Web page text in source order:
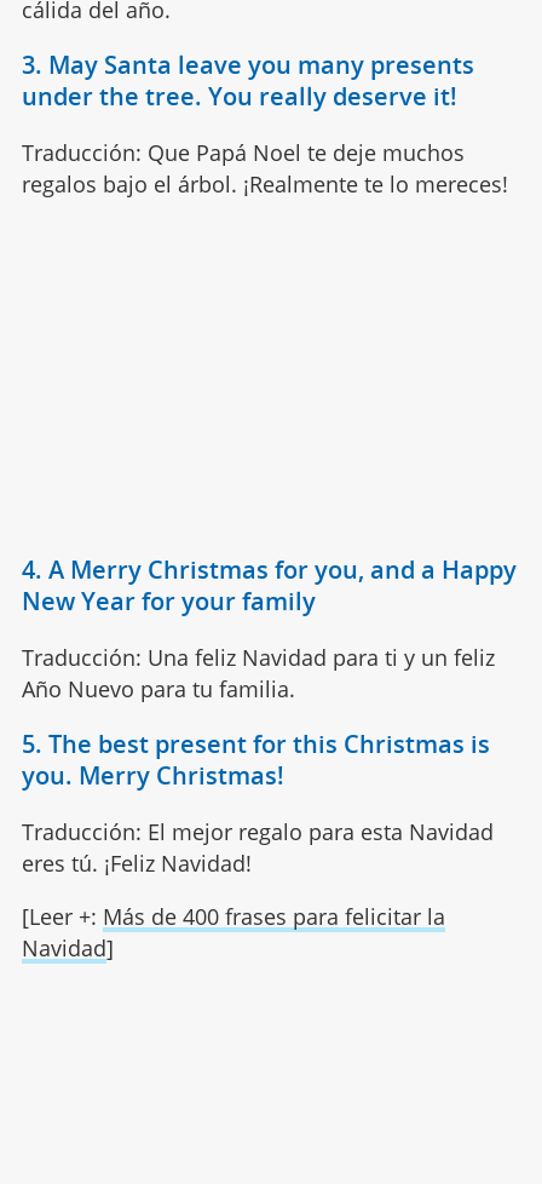
cálida del año.
3. May Santa leave you many presents
under the tree. You really deserve it!
Traducción: Que Papá Noel te deje muchos
regalos bajo el árbol. ¡Realmente te lo mereces!
4. A Merry Christmas for you, and a Happy
New Year for your family
Traducción: Una feliz Navidad para ti y un feliz
Año Nuevo para tu familia.
5. The best present for this Christmas is
you. Merry Christmas!
Traducción: El mejor regalo para esta Navidad
eres tú. ¡Feliz Navidad!
[Leer +: Más de 400 frases para felicitar la
Navidad]